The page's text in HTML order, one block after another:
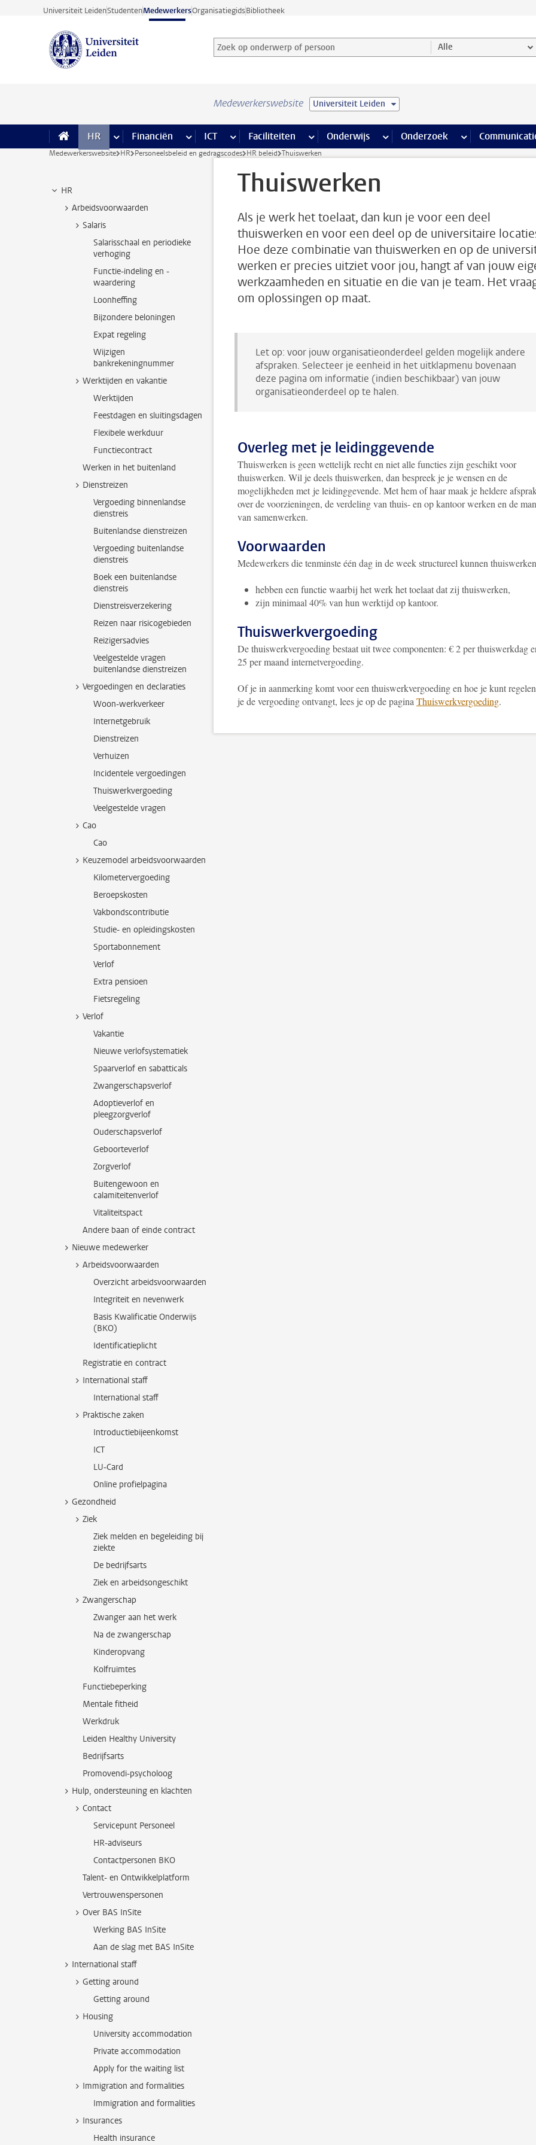
Ga direct naar de inhoud
Universiteit LeidenStudentenMedewerkersOrganisatiegidsBibliotheek
Zoek op onderwerp of persoon en selecteer categorie
Zoekterm Alle
Medewerkerswebsite Universiteit Leiden
HR meer HR pagina’s
Financiën meer Financiën pagina’s
ICT meer ICT pagina’s
Faciliteiten meer Faciliteiten pagina’s
Onderwijs meer Onderwijs pagina’s
Onderzoek meer Onderzoek
Medewerkerswebsite HR Personeelsbeleid en gedragscodes HR beleid Thuiswerken
HR
Arbeidsvoorwaarden
Salaris
Salarisschaal en periodieke
verhoging
Functie-indeling en -
waardering
Loonheffing
Bijzondere beloningen
Expat regeling
Wijzigen
bankrekeningnummer
Werktijden en vakantie
Werktijden
Feestdagen en sluitingsdagen
Flexibele werkduur
Functiecontract
Werken in het buitenland
Dienstreizen
Vergoeding binnenlandse
dienstreis
Buitenlandse dienstreizen
Vergoeding buitenlandse
dienstreis
Boek een buitenlandse
dienstreis
Dienstreisverzekering
Reizen naar risicogebieden
Reizigersadvies
Veelgestelde vragen
buitenlandse dienstreizen
Vergoedingen en declaraties
Woon-werkverkeer
Internetgebruik
Dienstreizen
Verhuizen
Incidentele vergoedingen
Thuiswerkvergoeding
Veelgestelde vragen
Cao
Cao
Keuzemodel arbeidsvoorwaarden
Kilometervergoeding
Beroepskosten
Vakbondscontributie
Studie- en opleidingskosten
Sportabonnement
Verlof
Extra pensioen
Fietsregeling
Verlof
Vakantie
Nieuwe verlofsystematiek
Spaarverlof en sabatticals
Zwangerschapsverlof
Adoptieverlof en
pleegzorgverlof
Ouderschapsverlof
Geboorteverlof
Zorgverlof
Buitengewoon en
calamiteitenverlof
Vitaliteitspact
Andere baan of einde contract
Nieuwe medewerker
Arbeidsvoorwaarden
Overzicht arbeidsvoorwaarden
Integriteit en nevenwerk
Basis Kwalificatie Onderwijs
(BKO)
Identificatieplicht
Registratie en contract
International staff
International staff
Praktische zaken
Introductiebijeenkomst
ICT
LU-Card
Online profielpagina
Gezondheid
Ziek
Ziek melden en begeleiding bij
ziekte
De bedrijfsarts
Ziek en arbeidsongeschikt
Zwangerschap
Zwanger aan het werk
Na de zwangerschap
Kinderopvang
Kolfruimtes
Functiebeperking
Mentale fitheid
Werkdruk
Leiden Healthy University
Bedrijfsarts
Promovendi-psycholoog
Hulp, ondersteuning en klachten
Contact
Servicepunt Personeel
HR-adviseurs
Contactpersonen BKO
Talent- en Ontwikkelplatform
Vertrouwenspersonen
Over BAS InSite
Werking BAS InSite
Aan de slag met BAS InSite
International staff
Getting around
Getting around
Housing
University accommodation
Private accommodation
Apply for the waiting list
Immigration and formalities
Immigration and formalities
Insurances
Health insurance
Thuiswerken
Als je werk het toelaat, dan kun je voor een deel
thuiswerken en voor een deel op de universitaire
Hoe deze combinatie van thuiswerken en op de
werken er precies uitziet voor jou, hangt af van jouw
werkzaamheden en situatie en die van je team. Het
om oplossingen op maat.
Let op: voor jouw organisatieonderdeel gelden mogelijk andere
afspraken. Selecteer je eenheid in het uitklapmenu bovenaan
deze pagina om informatie (indien beschikbaar) van jouw
organisatieonderdeel op te halen.
Overleg met je leidinggevende
Thuiswerken is geen wettelijk recht en niet alle functies zijn geschikt voor
thuiswerken. Wil je deels thuiswerken, dan bespreek je je wensen en de
mogelijkheden met je leidinggevende. Met hem of haar maak je heldere
over de voorzieningen, de verdeling van thuis- en op kantoor werken en de
van samenwerken.
Voorwaarden
Medewerkers die tenminste één dag in de week structureel kunnen
hebben een functie waarbij het werk het toelaat dat zij thuiswerken,
zijn minimaal 40% van hun werktijd op kantoor.
Thuiswerkvergoeding
De thuiswerkvergoeding bestaat uit twee componenten: € 2 per thuiswerkdag
25 per maand internetvergoeding.
Of je in aanmerking komt voor een thuiswerkvergoeding en hoe je kunt
je de vergoeding ontvangt, lees je op de pagina Thuiswerkvergoeding.